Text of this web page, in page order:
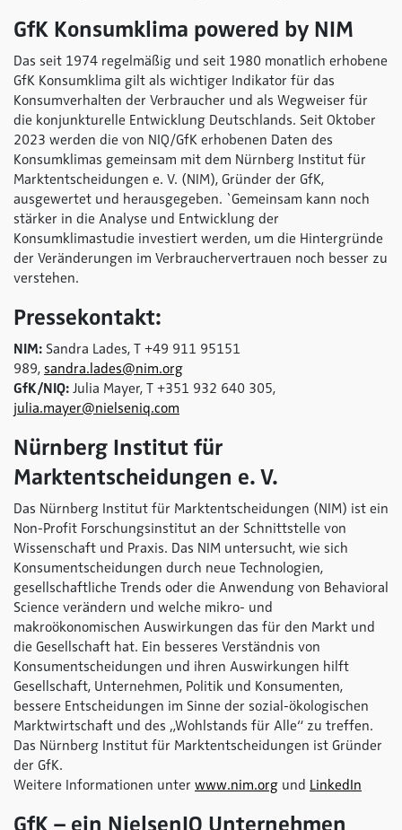
GfK Konsumklima powered by NIM
Das seit 1974 regelmäßig und seit 1980 monatlich erhobene
GfK Konsumklima gilt als wichtiger Indikator für das
Konsumverhalten der Verbraucher und als Wegweiser für
die konjunkturelle Entwicklung Deutschlands. Seit Oktober
2023 werden die von NIQ/GfK erhobenen Daten des
Konsumklimas gemeinsam mit dem Nürnberg Institut für
Marktentscheidungen e. V. (NIM), Gründer der GfK,
ausgewertet und herausgegeben. `Gemeinsam kann noch
stärker in die Analyse und Entwicklung der
Konsumklimastudie investiert werden, um die Hintergründe
der Veränderungen im Verbrauchervertrauen noch besser zu
verstehen.
Pressekontakt:
NIM: Sandra Lades, T +49 911 95151
989, sandra.lades@nim.org
GfK/NIQ: Julia Mayer, T +351 932 640 305,
julia.mayer@nielseniq.com
Nürnberg Institut für
Marktentscheidungen e. V.
Das Nürnberg Institut für Marktentscheidungen (NIM) ist ein
Non-Profit Forschungsinstitut an der Schnittstelle von
Wissenschaft und Praxis. Das NIM untersucht, wie sich
Konsumentscheidungen durch neue Technologien,
gesellschaftliche Trends oder die Anwendung von Behavioral
Science verändern und welche mikro- und
makroökonomischen Auswirkungen das für den Markt und
die Gesellschaft hat. Ein besseres Verständnis von
Konsumentscheidungen und ihren Auswirkungen hilft
Gesellschaft, Unternehmen, Politik und Konsumenten,
bessere Entscheidungen im Sinne der sozial-ökologischen
Marktwirtschaft und des „Wohlstands für Alle“ zu treffen.
Das Nürnberg Institut für Marktentscheidungen ist Gründer
der GfK.
Weitere Informationen unter www.nim.org und LinkedIn
GfK – ein NielsenIQ Unternehmen